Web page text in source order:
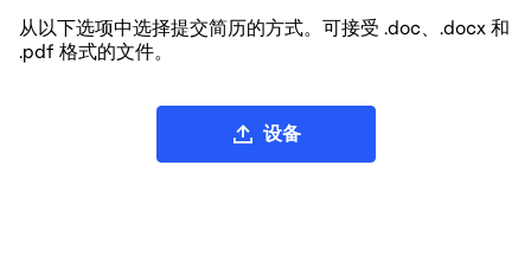
从以下选项中选择提交简历的方式。可接受 .doc、.docx 和
.pdf 格式的文件。
设备